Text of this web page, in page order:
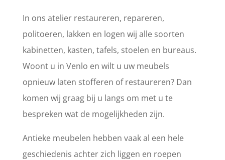
In ons atelier restaureren, repareren,
politoeren, lakken en logen wij alle soorten
kabinetten, kasten, tafels, stoelen en bureaus.
Woont u in Venlo en wilt u uw meubels
opnieuw laten stofferen of restaureren? Dan
komen wij graag bij u langs om met u te
bespreken wat de mogelijkheden zijn.
Antieke meubelen hebben vaak al een hele
geschiedenis achter zich liggen en roepen